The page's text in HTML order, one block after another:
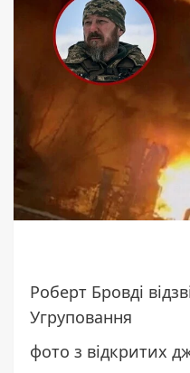
Роберт Бровді
Угруповання
фото з відкритих